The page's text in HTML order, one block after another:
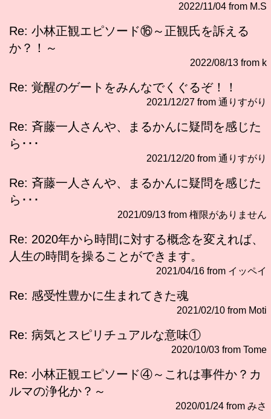
2022/11/04 from M.S
Re: 小林正観エピソード⑯～正観氏を訴える
か？！～
2022/08/13 from k
Re: 覚醒のゲートをみんなでくぐるぞ！！
2021/12/27 from 通りすがり
Re: 斉藤一人さんや、まるかんに疑問を感じた
ら･･･
2021/12/20 from 通りすがり
Re: 斉藤一人さんや、まるかんに疑問を感じた
ら･･･
2021/09/13 from 権限がありません
Re: 2020年から時間に対する概念を変えれば、
人生の時間を操ることができます。
2021/04/16 from イッペイ
Re: 感受性豊かに生まれてきた魂
2021/02/10 from Moti
Re: 病気とスピリチュアルな意味①
2020/10/03 from Tome
Re: 小林正観エピソード④～これは事件か？カ
ルマの浄化か？～
2020/01/24 from みさ